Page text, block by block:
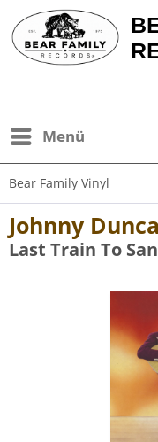
Menü
Bear Family Vinyl
Johnny
Last Train To